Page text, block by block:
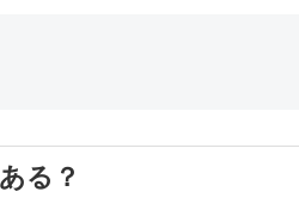
る？